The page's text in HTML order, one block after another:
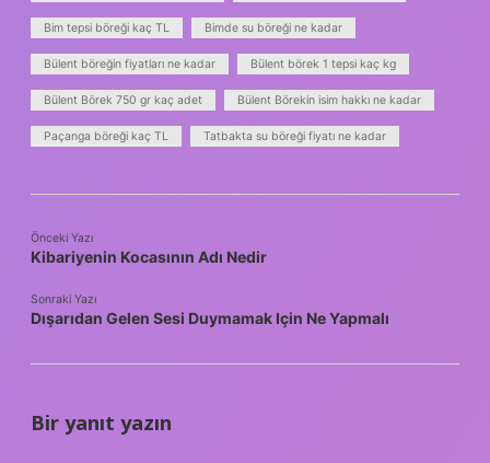
Bim tepsi böreği kaç TL Bimde su böreği ne kadar
Bülent böreğin fiyatları ne kadar Bülent börek 1 tepsi kaç kg
Bülent Börek 750 gr kaç adet Bülent Börekin isim hakkı ne kadar
Paçanga böreği kaç TL Tatbakta su böreği fiyatı ne kadar
Önceki Yazı
Kibariyenin Kocasının Adı Nedir
Sonraki Yazı
Dışarıdan Gelen Sesi Duymamak Için Ne Yapmalı
Bir yanıt yazın